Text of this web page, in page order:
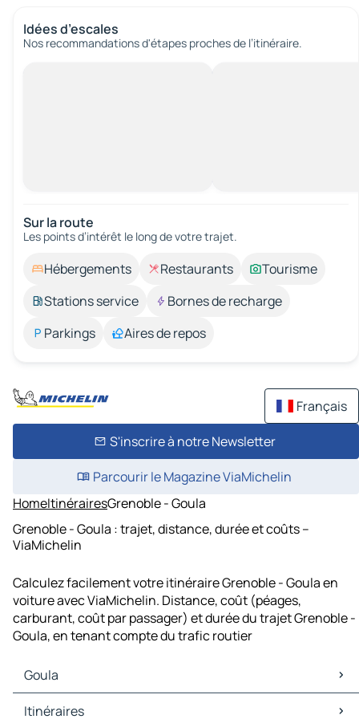
Idées d’escales
Nos recommandations d'étapes proches de l’itinéraire.
Sur la route
Les points d’intérêt le long de votre trajet.
Hébergements Restaurants
Tourisme
Stations service
Bornes de recharge
Parkings
Aires de repos
Français
S'inscrire à notre Newsletter
Parcourir le Magazine ViaMichelin
HomeItinérairesGrenoble - Goula
Grenoble - Goula : trajet, distance, durée et coûts –
ViaMichelin
Calculez facilement votre itinéraire Grenoble - Goula en
voiture avec ViaMichelin. Distance, coût (péages,
carburant, coût par passager) et durée du trajet Grenoble -
Goula, en tenant compte du trafic routier
Goula
Goula Cartes et plans
Itinéraires